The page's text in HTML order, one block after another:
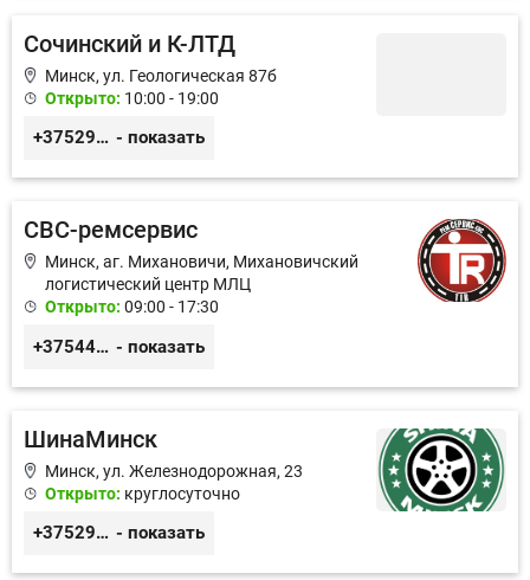
Сочинский и К-ЛТД
Минск, ул. Геологическая 87б
Открыто: 10:00 - 19:00
+375296049622 - показать
СВС-ремсервис
Минск, аг. Михановичи, Михановичский
логистический центр МЛЦ
Открыто: 09:00 - 17:30
+375445660042 - показать
ШинаМинск
Минск, ул. Железнодорожная, 23
Открыто: круглосуточно
+375296115522 - показать